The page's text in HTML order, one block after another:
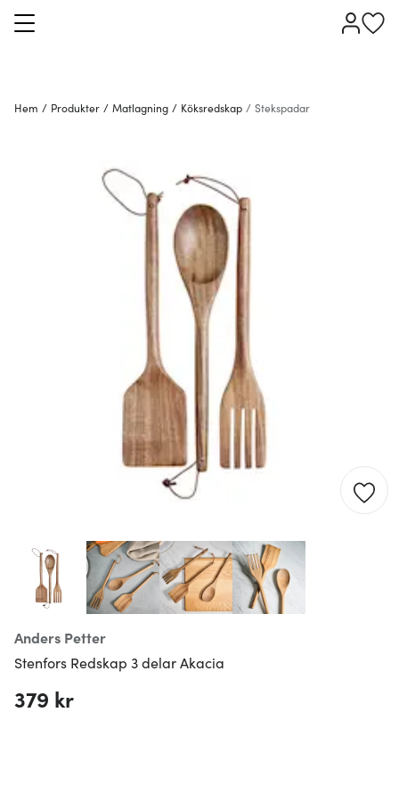
Hem / Produkter / Matlagning / Köksredskap / Stekspadar
Anders Petter
Stenfors Redskap 3 delar Akacia
379 kr